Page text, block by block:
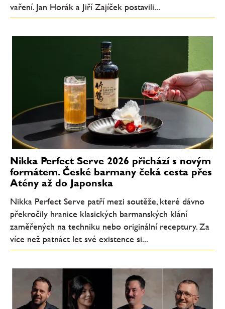
vaření. Jan Horák a Jiří Zajíček postavili...
Nikka Perfect Serve 2026 přichází s novým
formátem. České barmany čeká cesta přes
Atény až do Japonska
Nikka Perfect Serve patří mezi soutěže, které dávno
překročily hranice klasických barmanských klání
zaměřených na techniku nebo originální receptury. Za
více než patnáct let své existence si...